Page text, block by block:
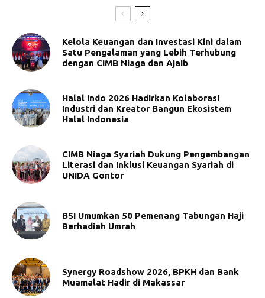
Kelola Keuangan dan Investasi Kini dalam
Satu Pengalaman yang Lebih Terhubung
dengan CIMB Niaga dan Ajaib
Halal Indo 2026 Hadirkan Kolaborasi
Industri dan Kreator Bangun Ekosistem
Halal Indonesia
CIMB Niaga Syariah Dukung Pengembangan
Literasi dan Inklusi Keuangan Syariah di
UNIDA Gontor
BSI Umumkan 50 Pemenang Tabungan Haji
Berhadiah Umrah
Synergy Roadshow 2026, BPKH dan Bank
Muamalat Hadir di Makassar